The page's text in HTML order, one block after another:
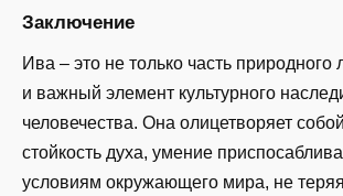
Заключение
Ива – это не только часть
и важный элемент культурного
человечества. Она олицетворяет
стойкость духа, умение
условиям окружающего мира, не